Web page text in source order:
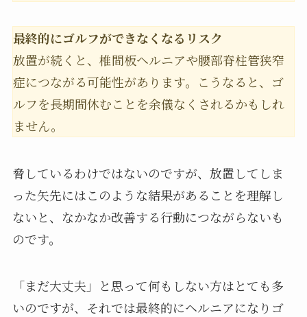
最終的にゴルフができなくなるリスク
放置が続くと、椎間板ヘルニアや腰部脊柱管狭窄
症につながる可能性があります。こうなると、ゴ
ルフを長期間休むことを余儀なくされるかもしれ
ません。
脅しているわけではないのですが、放置してしま
った矢先にはこのような結果があることを理解し
ないと、なかなか改善する行動につながらないも
のです。
「まだ大丈夫」と思って何もしない方はとても多
いのですが、それでは最終的にヘルニアになりゴ